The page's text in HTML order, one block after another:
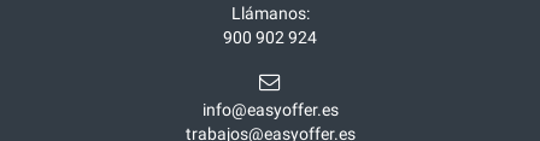
Llámanos:
900 902 924
info@easyoffer.es
trabajos@easyoffer.es